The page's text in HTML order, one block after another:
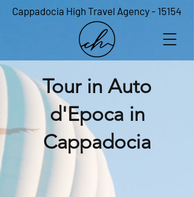
Cappadocia High Travel Agency - 15154
Tour in Auto
d'Epoca in
Cappadocia